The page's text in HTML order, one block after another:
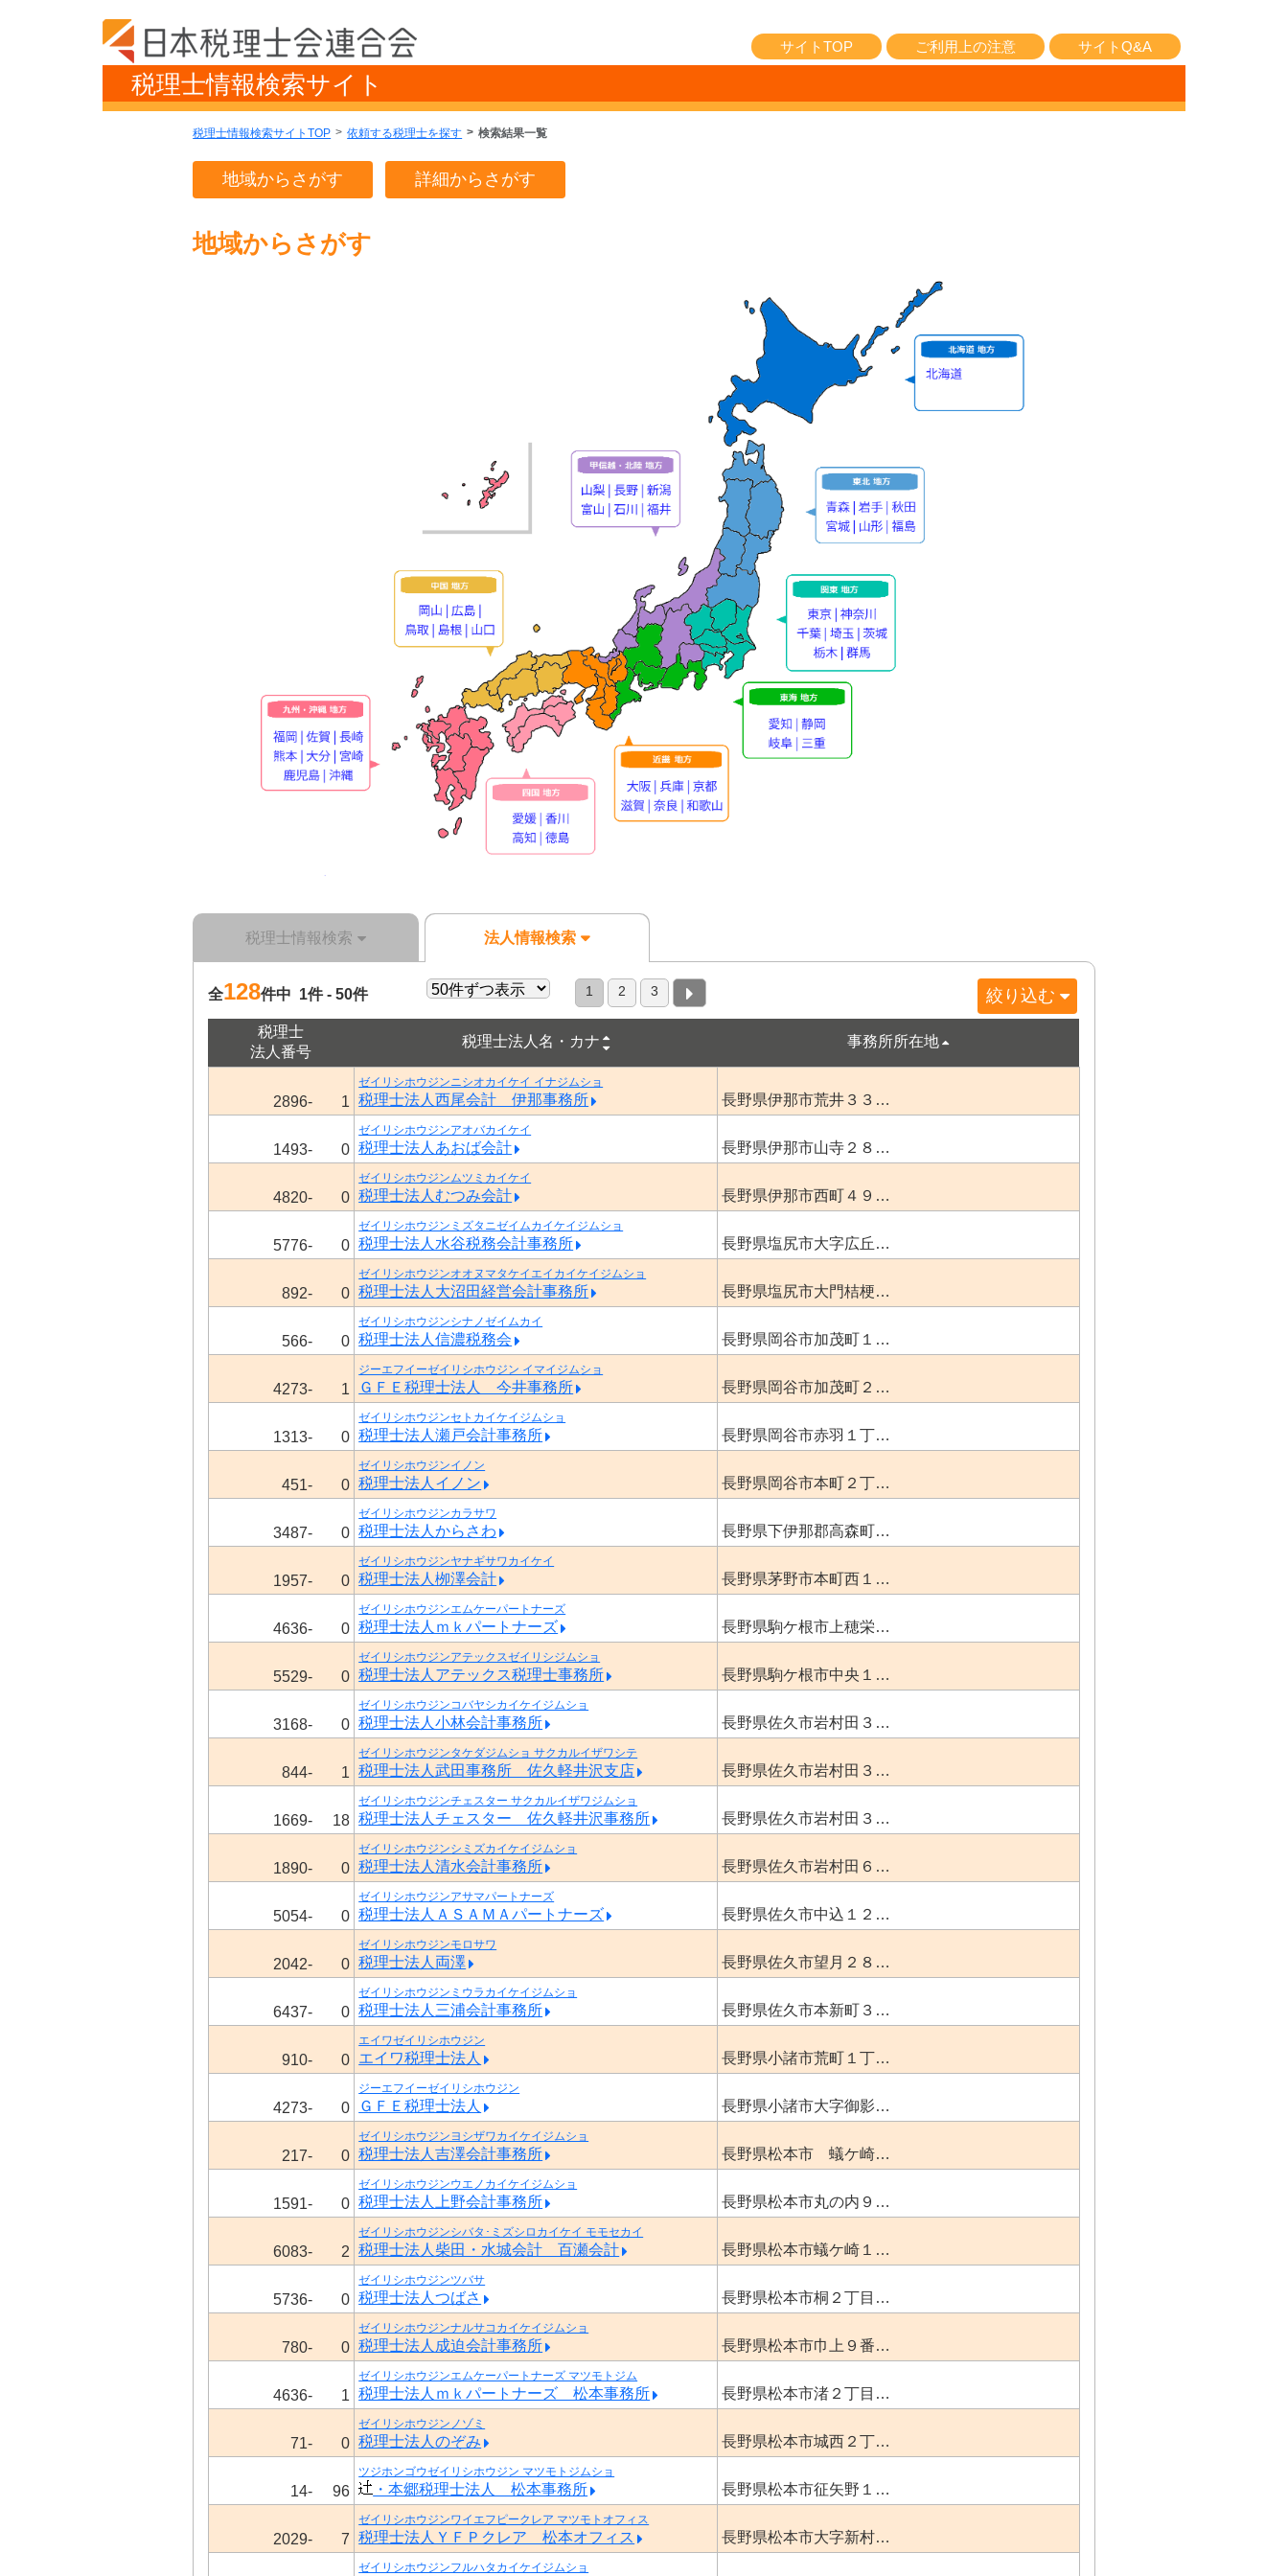
サイトTOP ご利用上の注意 サイトQ&A
税理士情報検索サイト
税理士情報検索サイトTOP 依頼する税理士を探す 検索結果一覧
地域からさがす 詳細からさがす
地域からさがす
税理士情報検索 法人情報検索
全128件中 1件 - 50件 1 2 3 絞り込む
税理士
法人番号
税理士法人名・カナ 事務所所在地
2896- 1
ゼイリシホウジンニシオカイケイ イナジムショ
税理士法人西尾会計 伊那事務所 長野県伊那市荒井３３…
1493- 0
ゼイリシホウジンアオバカイケイ
税理士法人あおば会計 長野県伊那市山寺２８…
4820- 0
ゼイリシホウジンムツミカイケイ
税理士法人むつみ会計 長野県伊那市西町４９…
5776- 0
ゼイリシホウジンミズタニゼイムカイケイジムショ
税理士法人水谷税務会計事務所 長野県塩尻市大字広丘…
892- 0
ゼイリシホウジンオオヌマタケイエイカイケイジムショ
税理士法人大沼田経営会計事務所 長野県塩尻市大門桔梗…
566- 0
ゼイリシホウジンシナノゼイムカイ
税理士法人信濃税務会 長野県岡谷市加茂町１…
4273- 1
ジーエフイーゼイリシホウジン イマイジムショ
ＧＦＥ税理士法人 今井事務所 長野県岡谷市加茂町２…
1313- 0
ゼイリシホウジンセトカイケイジムショ
税理士法人瀬戸会計事務所 長野県岡谷市赤羽１丁…
451- 0
ゼイリシホウジンイノン
税理士法人イノン 長野県岡谷市本町２丁…
3487- 0
ゼイリシホウジンカラサワ
税理士法人からさわ 長野県下伊那郡高森町…
1957- 0
ゼイリシホウジンヤナギサワカイケイ
税理士法人栁澤会計 長野県茅野市本町西１…
4636- 0
ゼイリシホウジンエムケーパートナーズ
税理士法人ｍｋパートナーズ 長野県駒ケ根市上穂栄…
5529- 0
ゼイリシホウジンアテックスゼイリシジムショ
税理士法人アテックス税理士事務所 長野県駒ケ根市中央１…
3168- 0
ゼイリシホウジンコバヤシカイケイジムショ
税理士法人小林会計事務所 長野県佐久市岩村田３…
844- 1
ゼイリシホウジンタケダジムショ サクカルイザワシテ
税理士法人武田事務所 佐久軽井沢支店 長野県佐久市岩村田３…
1669- 18
ゼイリシホウジンチェスター サクカルイザワジムショ
税理士法人チェスター 佐久軽井沢事務所 長野県佐久市岩村田３…
1890- 0
ゼイリシホウジンシミズカイケイジムショ
税理士法人清水会計事務所 長野県佐久市岩村田６…
5054- 0
ゼイリシホウジンアサマパートナーズ
税理士法人ＡＳＡＭＡパートナーズ 長野県佐久市中込１２…
2042- 0
ゼイリシホウジンモロサワ
税理士法人両澤 長野県佐久市望月２８…
6437- 0
ゼイリシホウジンミウラカイケイジムショ
税理士法人三浦会計事務所 長野県佐久市本新町３…
910- 0
エイワゼイリシホウジン
エイワ税理士法人 長野県小諸市荒町１丁…
4273- 0
ジーエフイーゼイリシホウジン
ＧＦＥ税理士法人 長野県小諸市大字御影…
217- 0
ゼイリシホウジンヨシザワカイケイジムショ
税理士法人吉澤会計事務所 長野県松本市 蟻ケ崎…
1591- 0
ゼイリシホウジンウエノカイケイジムショ
税理士法人上野会計事務所 長野県松本市丸の内９…
6083- 2
ゼイリシホウジンシバタ･ミズシロカイケイ モモセカイ
税理士法人柴田・水城会計 百瀬会計 長野県松本市蟻ケ崎１…
5736- 0
ゼイリシホウジンツバサ
税理士法人つばさ 長野県松本市桐２丁目…
780- 0
ゼイリシホウジンナルサコカイケイジムショ
税理士法人成迫会計事務所 長野県松本市巾上９番…
4636- 1
ゼイリシホウジンエムケーパートナーズ マツモトジム
税理士法人ｍｋパートナーズ 松本事務所 長野県松本市渚２丁目…
71- 0
ゼイリシホウジンノゾミ
税理士法人のぞみ 長野県松本市城西２丁…
14- 96
ツジホンゴウゼイリシホウジン マツモトジムショ
・本郷税理士法人 松本事務所 長野県松本市征矢野１…
2029- 7
ゼイリシホウジンワイエフピークレア マツモトオフィス
税理士法人ＹＦＰクレア 松本オフィス 長野県松本市大字新村…
ゼイリシホウジンフルハタカイケイジムショ